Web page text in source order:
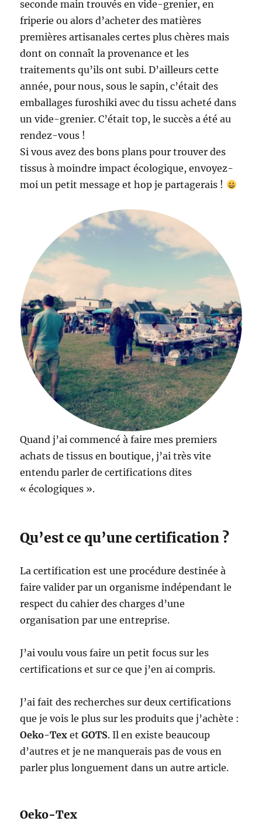
seconde main trouvés en vide-grenier, en
friperie ou alors d’acheter des matières
premières artisanales certes plus chères mais
dont on connaît la provenance et les
traitements qu’ils ont subi. D’ailleurs cette
année, pour nous, sous le sapin, c’était des
emballages furoshiki avec du tissu acheté dans
un vide-grenier. C’était top, le succès a été au
rendez-vous !
Si vous avez des bons plans pour trouver des
tissus à moindre impact écologique, envoyez-
moi un petit message et hop je partagerais !
Quand j’ai commencé à faire mes premiers
achats de tissus en boutique, j’ai très vite
entendu parler de certifications dites
« écologiques ».
Qu’est ce qu’une certification ?
La certification est une procédure destinée à
faire valider par un organisme indépendant le
respect du cahier des charges d’une
organisation par une entreprise.
J’ai voulu vous faire un petit focus sur les
certifications et sur ce que j’en ai compris.
J’ai fait des recherches sur deux certifications
que je vois le plus sur les produits que j’achète :
Oeko-Tex etGOTS. Il en existe beaucoup
d’autres et je ne manquerais pas de vous en
parler plus longuement dans un autre article.
Oeko-Tex